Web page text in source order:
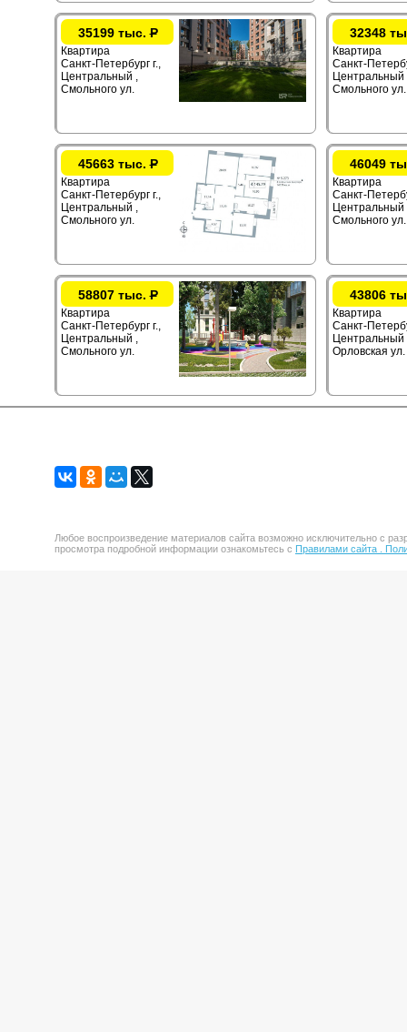
35199 тыс.Р
Квартира
Санкт-Петербург г.,
Центральный ,
Смольного ул.
32348
Квартира
Санкт-
Центральный
Смольного ул.
45663 тыс.Р
Квартира
Санкт-Петербург г.,
Центральный ,
Смольного ул.
46049
Квартира
Санкт-
Центральный
Смольного ул.
58807 тыс.Р
Квартира
Санкт-Петербург г.,
Центральный ,
Смольного ул.
43806
Квартира
Санкт-
Центральный
Орловская ул.
Любое воспроизведение материалов сайта возможно исключительно с
просмотра подробной информации ознакомьтесь с Правилами сайта .